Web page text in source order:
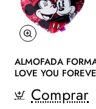
ALMOFADA
LOVE YOU
Comprar